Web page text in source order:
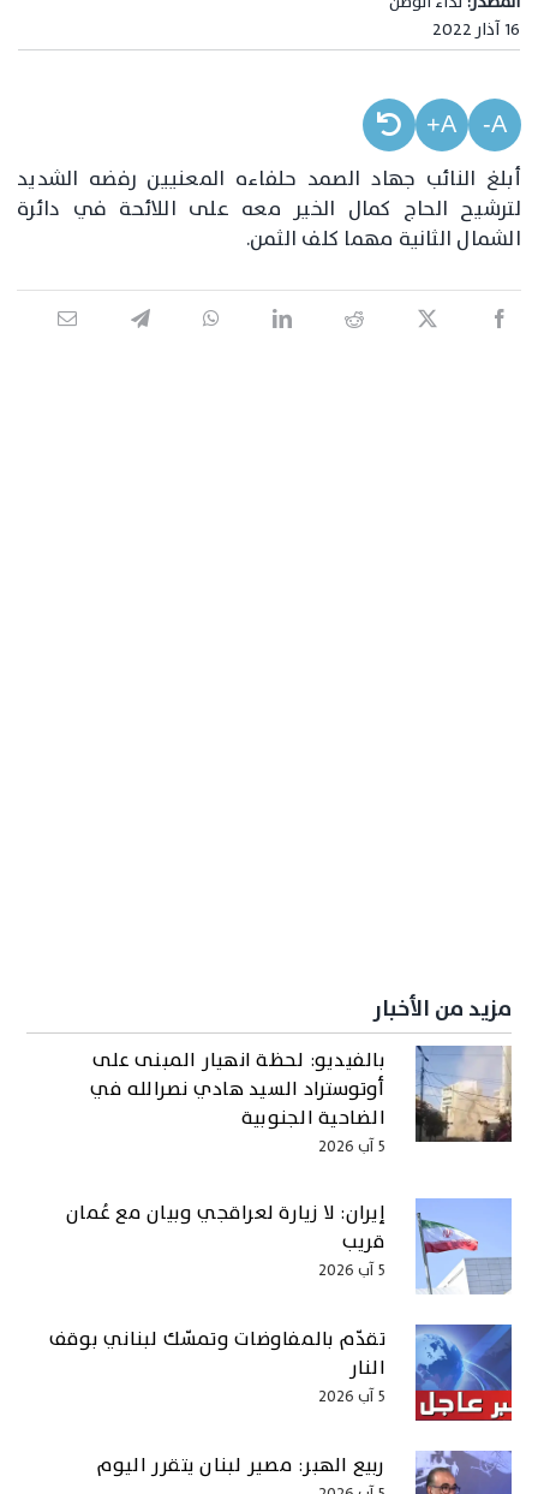
16 آذار 2022
A-
A+
أبلغ النائب جهاد الصمد حلفاءه المعنيين رفضه الشديد
لترشيح الحاج كمال الخير معه على اللائحة في دائرة
الشمال الثانية مهما كلف الثمن.
مزيد من الأخبار
بالفيديو: لحظة انهيار المبنى على
أوتوستراد السيد هادي نصرالله في
الضاحية الجنوبية
5 آب 2026
إيران: لا زيارة لعراقجي وبيان مع عُمان
قريب
5 آب 2026
تقدّم بالمفاوضات وتمسّك لبناني بوقف
النار
5 آب 2026
ربيع الهبر: مصير لبنان يتقرر اليوم